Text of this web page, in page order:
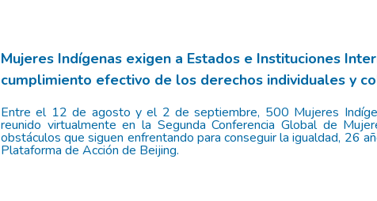
Mujeres Indígenas exigen a Estados e Instituciones
cumplimiento efectivo de los derechos individuales y
Entre el 12 de agosto y el 2 de septiembre, 500 Mujeres
reunido virtualmente en la Segunda Conferencia Global de
obstáculos que siguen enfrentando para conseguir la igualdad, 26
Plataforma de Acción de Beijing.